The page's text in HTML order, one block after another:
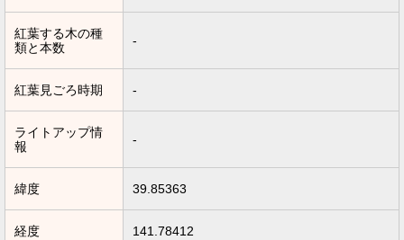
紅葉する木の種
類と本数
-
紅葉見ごろ時期 -
ライトアップ情
報
-
緯度 39.85363
経度 141.78412